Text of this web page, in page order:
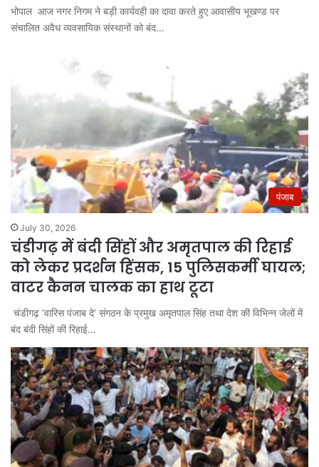
भोपाल आज नगर निगम ने बड़ी कार्यवही का दावा करते हुए आवासीय भूखण्ड पर
संचालित अवैध व्यवसायिक संस्थानों को बंद…
पंजाब
July 30, 2026
चंडीगढ़ में बंदी सिंहों और अमृतपाल की रिहाई
को लेकर प्रदर्शन हिंसक, 15 पुलिसकर्मी घायल;
वाटर कैनन चालक का हाथ टूटा
चंडीगढ़ ‘वारिस पंजाब दे’ संगठन के प्रमुख अमृतपाल सिंह तथा देश की विभिन्न जेलों में
बंद बंदी सिंहों की रिहाई…